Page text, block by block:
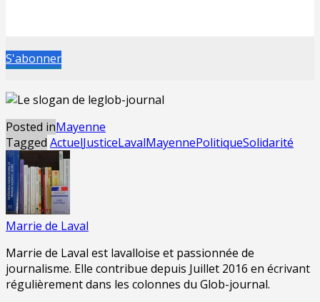
S'abonner
Posted inMayenne
Tagged ActuelJusticeLavalMayennePolitiqueSolidarité
Marrie de Laval
Marrie de Laval est lavalloise et passionnée de
journalisme. Elle contribue depuis Juillet 2016 en écrivant
régulièrement dans les colonnes du Glob-journal.